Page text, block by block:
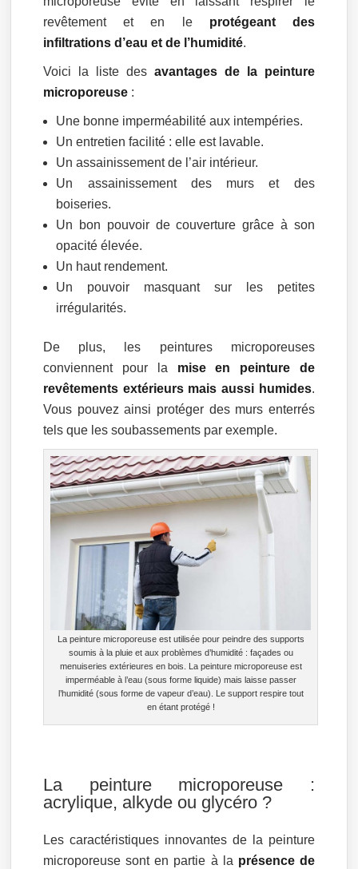
revêtement et en le protégeant des
infiltrations d’eau et de l’humidité.
Voici la liste des avantages de la peinture
microporeuse :
Une bonne imperméabilité aux intempéries.
Un entretien facilité : elle est lavable.
Un assainissement de l’air intérieur.
Un assainissement des murs et des
boiseries.
Un bon pouvoir de couverture grâce à son
opacité élevée.
Un haut rendement.
Un pouvoir masquant sur les petites
irrégularités.
De plus, les peintures microporeuses
conviennent pour la mise en peinture de
revêtements extérieurs mais aussi humides.
Vous pouvez ainsi protéger des murs enterrés
tels que les soubassements par exemple.
La peinture microporeuse est utilisée pour peindre des supports
soumis à la pluie et aux problèmes d’humidité : façades ou
menuiseries extérieures en bois. La peinture microporeuse est
imperméable à l’eau (sous forme liquide) mais laisse passer
l’humidité (sous forme de vapeur d’eau). Le support respire tout
en étant protégé !
La peinture microporeuse :
acrylique, alkyde ou glycéro ?
Les caractéristiques innovantes de la peinture
microporeuse sont en partie à la présence de